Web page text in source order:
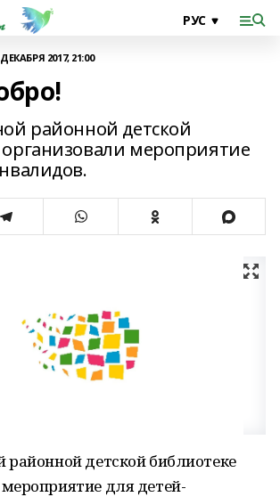
2017, 21:00
районной детской
мероприятие
районной детской библиотеке
для детей-